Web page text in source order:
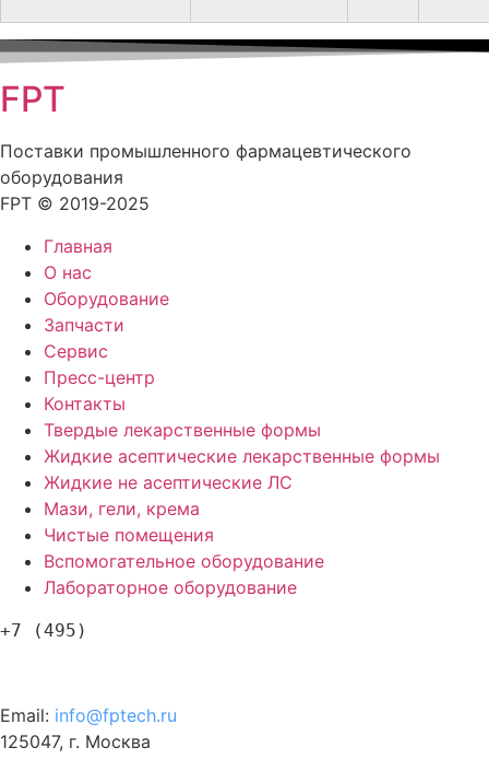
FPT
Поставки промышленного фармацевтического
оборудования
FPT © 2019-2025
Главная
О нас
Оборудование
Запчасти
Сервис
Пресс-центр
Контакты
Твердые лекарственные формы
Жидкие асептические лекарственные формы
Жидкие не асептические ЛС
Мази, гели, крема
Чистые помещения
Вспомогательное оборудование
Лабораторное оборудование
+7 (495)
Email: info@fptech.ru
125047, г. Москва